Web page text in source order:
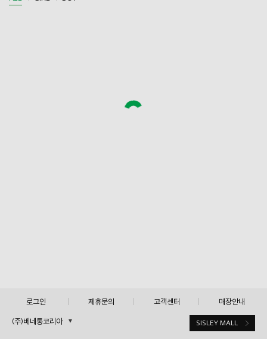
로그인 제휴문의 고객센터 매장안내
SISLEY MALL
(주)베네통코리아 ▼